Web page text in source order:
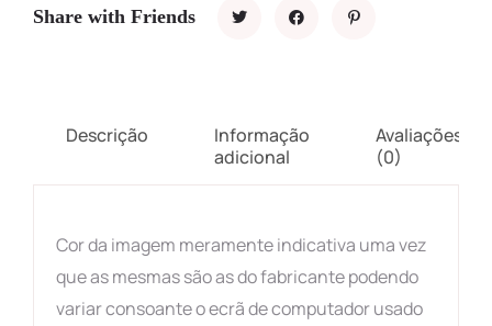
Share with Friends
Descrição
Informação
adicional
Avaliações
(0)
Cor da imagem meramente indicativa uma vez
que as mesmas são as do fabricante podendo
variar consoante o ecrã de computador usado